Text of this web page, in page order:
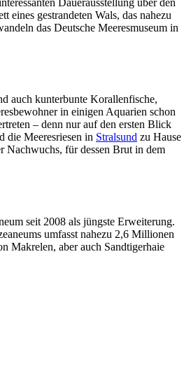
eines gestrandeten Wals, das nahezu
das Deutsche Meeresmuseum in
auch kunterbunte Korallenfische,
in einigen Aquarien schon
– denn nur auf den ersten Blick
die Meeresriesen in Stralsund zu Hause
Nachwuchs, für dessen Brut in dem
seit 2008 als jüngste Erweiterung.
umfasst nahezu 2,6 Millionen
Makrelen, aber auch Sandtigerhaie